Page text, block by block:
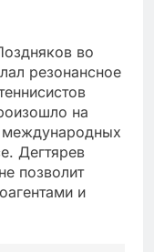
во
резонансное
на
международных
Дегтярев
позволит
и